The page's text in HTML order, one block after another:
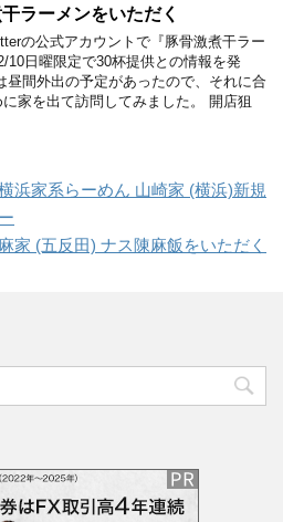
ラーメンをいただく
の公式アカウントで『豚骨激煮干ラー
10日曜限定で30杯提供との情報を発
昼間外出の予定があったので、それに合
家を出て訪問してみました。 開店狙
浜家系らーめん 山崎家 (横浜)新規
家 (五反田) ナス陳麻飯をいただく